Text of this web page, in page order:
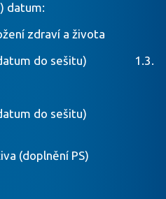
datum:
zdraví a života
a datum do sešitu) 1.3.
a datum do sešitu)
(doplnění PS)